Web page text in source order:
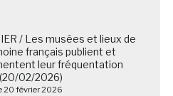
/ Les musées et lieux de
français publient et
leur fréquentation
02/2026)
20 février 2026